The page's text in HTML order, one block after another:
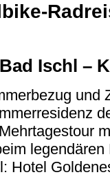
Ischl –
und
Hotel